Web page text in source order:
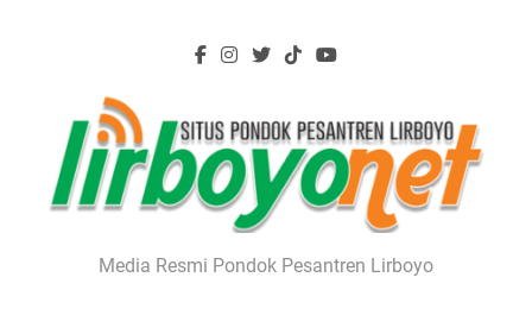
Lirboyo.net
Media Resmi Pondok Pesantren Lirboyo